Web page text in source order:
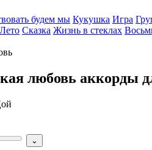
будем мы Кукушка Игра
Лето Сказка Жизнь в стеклах
любовь аккорды
⌄